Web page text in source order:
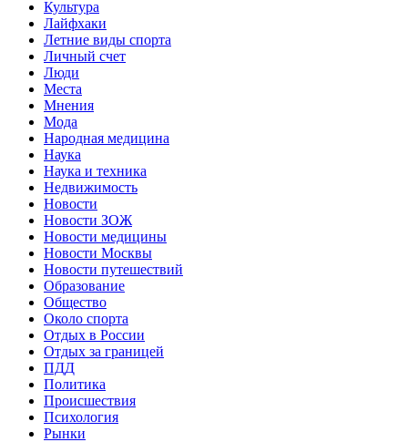
Культура
Лайфхаки
Летние виды спорта
Личный счет
Люди
Места
Мнения
Мода
Народная медицина
Наука
Наука и техника
Недвижимость
Новости
Новости ЗОЖ
Новости медицины
Новости Москвы
Новости путешествий
Образование
Общество
Около спорта
Отдых в России
Отдых за границей
ПДД
Политика
Происшествия
Психология
Рынки